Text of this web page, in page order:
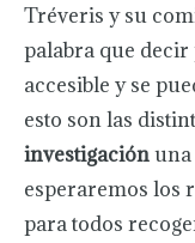
Tréveris y su
palabra que decir
accesible y se
esto son las
investigación
esperaremos los
para todos